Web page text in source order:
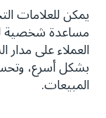
يمكن للعلامات
مساعدة شخصية
العملاء على مدار
بشكل أسرع،
المبيعات.